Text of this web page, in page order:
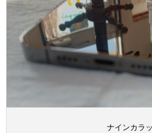
ナインカラ